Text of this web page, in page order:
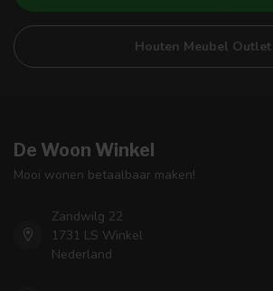
Houten Meubel Outlet
De Woon Winkel
Mooi wonen betaalbaar maken!
Zandwilg 22
1731 LS Winkel
Nederland